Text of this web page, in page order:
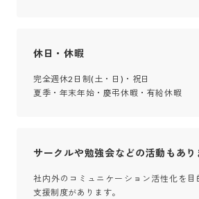
休日・休暇
完全週休2日制(土・日)・祝日
夏季・年末年始・慶弔休暇・有給休暇
サークルや勉強会などの活動もあり
社内外のコミュニケーション活性化を目
支援制度があります。